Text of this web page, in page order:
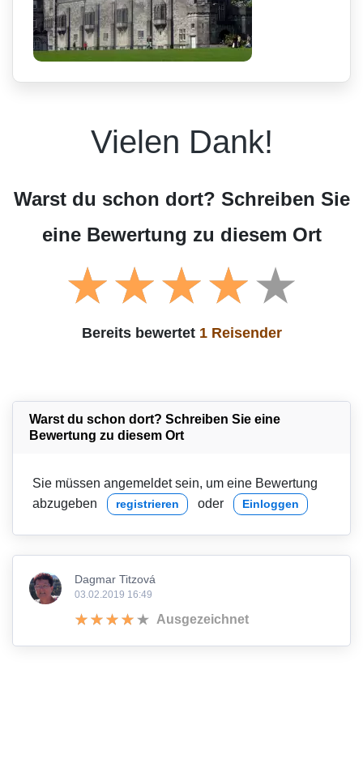
Vielen Dank!
Warst du schon dort? Schreiben Sie
eine Bewertung zu diesem Ort
Bereits bewertet 1 Reisender
Warst du schon dort? Schreiben Sie eine
Bewertung zu diesem Ort
Sie müssen angemeldet sein, um eine Bewertung
abzugeben
registrieren oder Einloggen
Dagmar Titzová
03.02.2019 16:49
Ausgezeichnet